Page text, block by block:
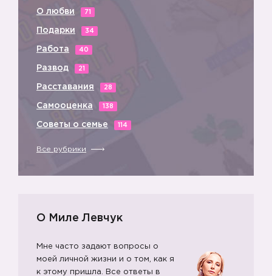
О любви 71
Подарки 34
Работа 40
Развод 21
Расставания 28
Самооценка 138
Советы о семье 114
Все рубрики
О Миле Левчук
Мне часто задают вопросы о
моей личной жизни и о том, как я
к этому пришла. Все ответы в